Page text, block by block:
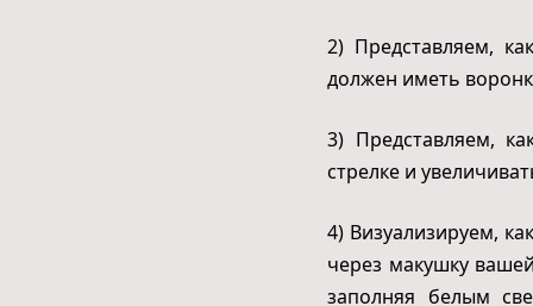
2) Представляем,
должен иметь
3) Представляем,
стрелке и
4) Визуализируем,
через макушку
заполняя белым